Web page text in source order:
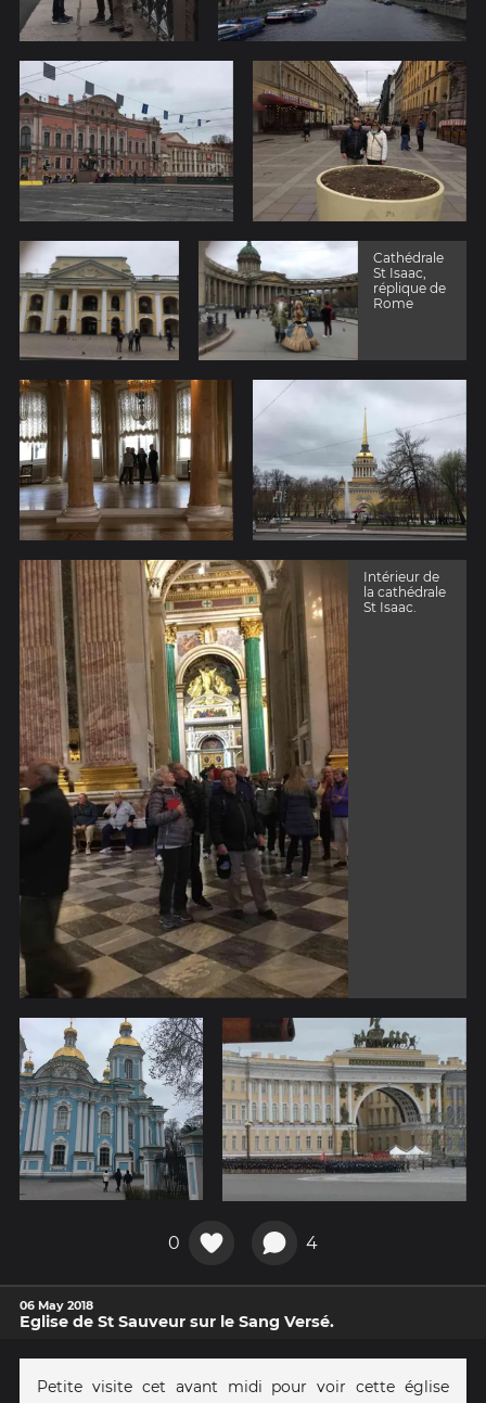
Cathédrale
St Isaac,
réplique de
Rome
Intérieur de
la cathédrale
St Isaac.
0 4
06 May 2018
Eglise de St Sauveur sur le Sang Versé.
Petite visite cet avant midi pour voir cette église